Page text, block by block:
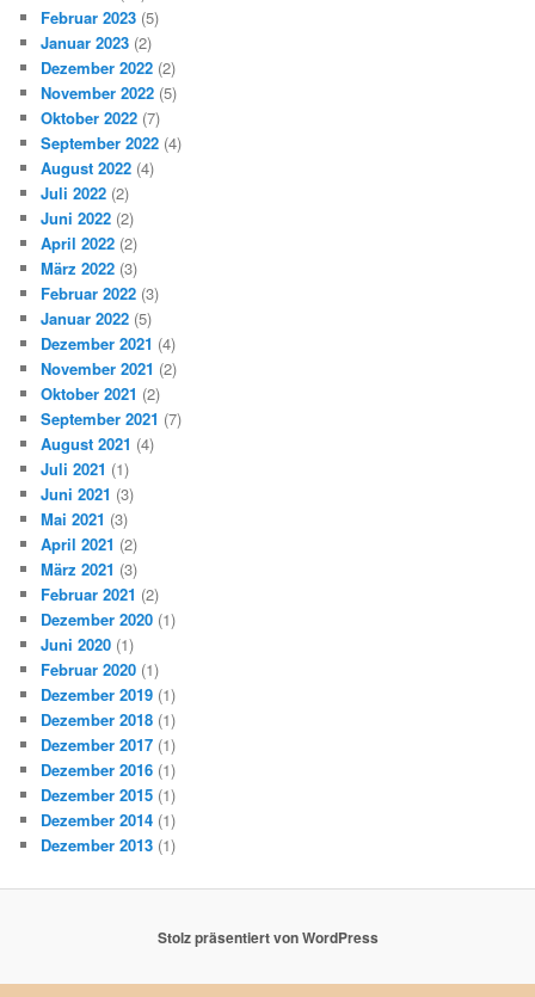
Februar 2023 (5)
Januar 2023 (2)
Dezember 2022 (2)
November 2022 (5)
Oktober 2022 (7)
September 2022 (4)
August 2022 (4)
Juli 2022 (2)
Juni 2022 (2)
April 2022 (2)
März 2022 (3)
Februar 2022 (3)
Januar 2022 (5)
Dezember 2021 (4)
November 2021 (2)
Oktober 2021 (2)
September 2021 (7)
August 2021 (4)
Juli 2021 (1)
Juni 2021 (3)
Mai 2021 (3)
April 2021 (2)
März 2021 (3)
Februar 2021 (2)
Dezember 2020 (1)
Juni 2020 (1)
Februar 2020 (1)
Dezember 2019 (1)
Dezember 2018 (1)
Dezember 2017 (1)
Dezember 2016 (1)
Dezember 2015 (1)
Dezember 2014 (1)
Dezember 2013 (1)
Stolz präsentiert von WordPress